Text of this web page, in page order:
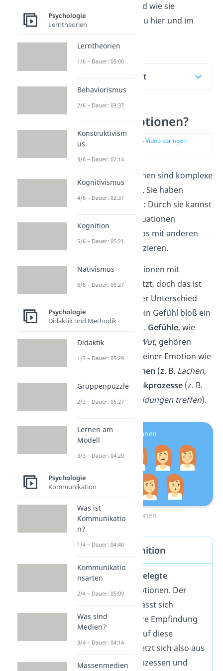
Warum das so ist und wie sie
entstehen erfährst du hierund im
Inhaltsübersicht
Was sind Emotionen?
zur Stelle im Video springen
Menschliche Emotionen sind komplexe
Vorgänge im Körper. Sie haben
wichtige
: Durch sie kannst
du auf alltägliche Situationen
reagieren und wortlos mit anderen
Menschen kommunizieren.
Häufig werden Emotionen mit
Gefühlen gleichgesetzt, doch das ist
nicht ganz richtig. Der Unterschied
besteht darin, dass ein Gefühl bloß ein
Teil einer Emotion ist. Gefühle, wie
Freude,Angst Wut, gehören
nämlich genauso zu einer Emotion wie
körperliche Reaktionen (z. B. Lachen,
Gänsehaut) undDenkprozesse(z. B.
Gedächtnis,Entscheidungen treffen).
Emotionen
Emotionen Definition
Es gibtkeine
festgelegte
Definitionfür Emotionen. Der
Begriff ‚Emotion‘ lässt sich
allerdings als innere Empfindung
und die Reaktion auf diese
beschreiben. Sie setzt sich also aus
Gefühlen, Denkprozessen und
Psychologie
Lerntheorien
Lerntheorien
1/6 – Dauer: 05:00
Behaviorismus
2/6 – Dauer: 03:37
Konstruktivism
us
3/6 – Dauer: 02:14
Kognitivismus
4/6 – Dauer: 02:37
Kognition
5/6 – Dauer: 05:21
Nativismus
6/6 – Dauer: 05:27
Psychologie
Didaktik und Methodik
Didaktik
1/3 – Dauer: 05:29
Gruppenpuzzle
2/3 – Dauer: 05:27
Lernen am
Modell
3/3 – Dauer: 04:20
Psychologie
Kommunikation
Was ist
Kommunikatio
n?
1/4 – Dauer: 04:40
Kommunikatio
nsarten
2/4 – Dauer: 05:09
Was sind
Medien?
3/4 – Dauer: 04:14
Massenmedien